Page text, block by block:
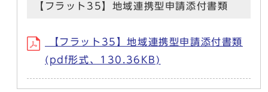
【フラット35】地域連携型申請添付書類
【フラット35】地域連携型申請添付書類
(pdf形式、130.36KB)